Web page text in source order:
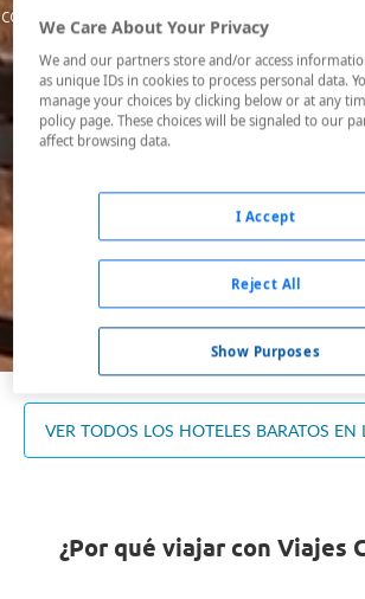
comunicados, el hotel que busques
al mejor precio.
Destino *
07/08/2026 - 08/08/2026
Ocupación *
Buscar
VER TODOS LOS HOTELES BARATOS EN
¿Por qué viajar con Viajes
We Care About Your Privacy
We and our partners store and/or access
as unique IDs in cookies to process personal data.
manage your choices by clicking below or at any
policy page. These choices will be signaled to our
affect browsing data.
Show Purposes
Reject All
I Accept